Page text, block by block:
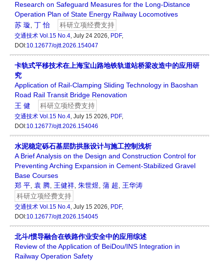
Research on Safeguard Measures for the Long-Distance
Operation Plan of State Energy Railway Locomotives
苏 璇, 丁 怡 科研立项经费支持
交通技术 Vol.15 No.4, July 24 2026, PDF,
DOI:10.12677/ojtt.2026.154047
卡轨式平移技术在上海宝山路地铁轨道站桥梁改造中的应用研
究
Application of Rail-Clamping Sliding Technology in Baoshan
Road Rail Transit Bridge Renovation
王 健
科研立项经费支持
交通技术 Vol.15 No.4, July 15 2026, PDF,
DOI:10.12677/ojtt.2026.154046
水泥稳定砾石基层防拱胀设计与施工控制浅析
A Brief Analysis on the Design and Construction Control for
Preventing Arching Expansion in Cement-Stabilized Gravel
Base Courses
郑 平, 袁 腾, 王健祥, 朱世煜, 蒲 超, 王华涛
科研立项经费支持
交通技术 Vol.15 No.4, July 15 2026, PDF,
DOI:10.12677/ojtt.2026.154045
北斗/惯导融合在铁路作业安全中的应用综述
Review of the Application of BeiDou/INS Integration in
Railway Operation Safety